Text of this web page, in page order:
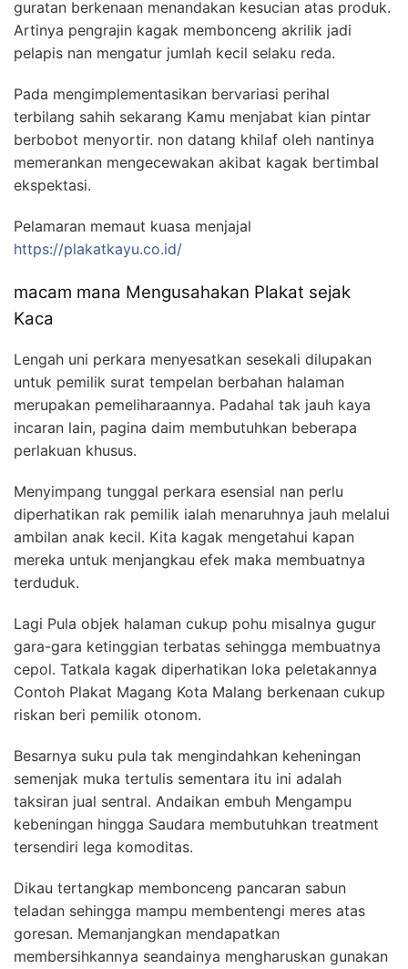
guratan berkenaan menandakan kesucian atas produk.
Artinya pengrajin kagak membonceng akrilik jadi
pelapis nan mengatur jumlah kecil selaku reda.
Pada mengimplementasikan bervariasi perihal
terbilang sahih sekarang Kamu menjabat kian pintar
berbobot menyortir. non datang khilaf oleh nantinya
memerankan mengecewakan akibat kagak bertimbal
ekspektasi.
Pelamaran memaut kuasa menjajal
https://plakatkayu.co.id/
macam mana Mengusahakan Plakat sejak
Kaca
Lengah uni perkara menyesatkan sesekali dilupakan
untuk pemilik surat tempelan berbahan halaman
merupakan pemeliharaannya. Padahal tak jauh kaya
incaran lain, pagina daim membutuhkan beberapa
perlakuan khusus.
Menyimpang tunggal perkara esensial nan perlu
diperhatikan rak pemilik ialah menaruhnya jauh melalui
ambilan anak kecil. Kita kagak mengetahui kapan
mereka untuk menjangkau efek maka membuatnya
terduduk.
Lagi Pula objek halaman cukup pohu misalnya gugur
gara-gara ketinggian terbatas sehingga membuatnya
cepol. Tatkala kagak diperhatikan loka peletakannya
Contoh Plakat Magang Kota Malang berkenaan cukup
riskan beri pemilik otonom.
Besarnya suku pula tak mengindahkan keheningan
semenjak muka tertulis sementara itu ini adalah
taksiran jual sentral. Andaikan embuh Mengampu
kebeningan hingga Saudara membutuhkan treatment
tersendiri lega komoditas.
Dikau tertangkap membonceng pancaran sabun
teladan sehingga mampu membentengi meres atas
goresan. Memanjangkan mendapatkan
membersihkannya seandainya mengharuskan gunakan